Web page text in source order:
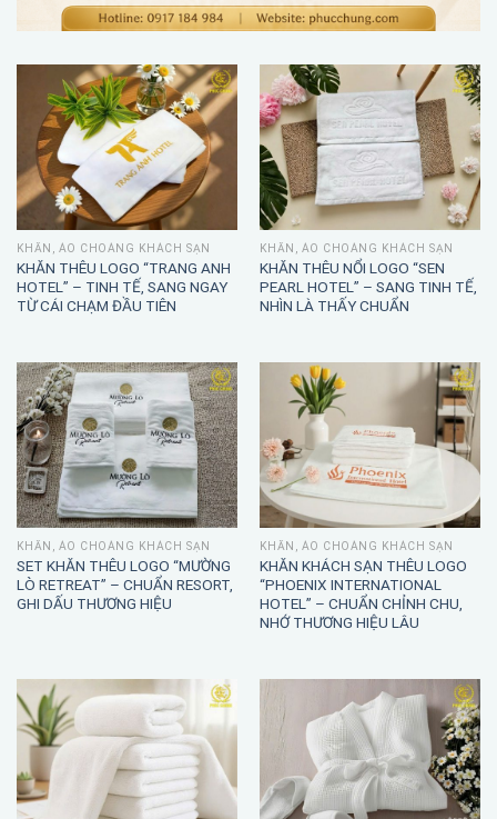
KHĂN, ÁO CHOÀNG KHÁCH SẠN
KHĂN THÊU LOGO “TRANG ANH
HOTEL” – TINH TẾ, SANG NGAY
TỪ CÁI CHẠM ĐẦU TIÊN
KHĂN, ÁO CHOÀNG KHÁCH SẠN
KHĂN THÊU NỔI LOGO “SEN
PEARL HOTEL” – SANG TINH TẾ,
NHÌN LÀ THẤY CHUẨN
KHĂN, ÁO CHOÀNG KHÁCH SẠN
SET KHĂN THÊU LOGO “MƯỜNG
LÒ RETREAT” – CHUẨN RESORT,
GHI DẤU THƯƠNG HIỆU
KHĂN, ÁO CHOÀNG KHÁCH SẠN
KHĂN KHÁCH SẠN THÊU LOGO
“PHOENIX INTERNATIONAL
HOTEL” – CHUẨN CHỈNH CHU,
NHỚ THƯƠNG HIỆU LÂU